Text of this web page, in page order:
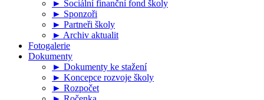
► Sociální finanční fond školy
► Sponzoři
► Partneři školy
► Archiv aktualit
Fotogalerie
Dokumenty
► Dokumenty ke stažení
► Koncepce rozvoje školy
► Rozpočet